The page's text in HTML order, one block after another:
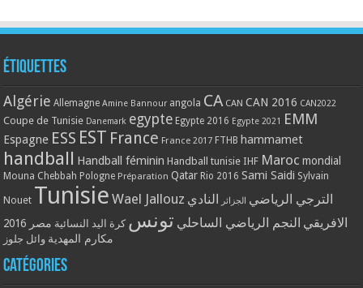
Étiquettes
Algérie Allemagne Amine Bannour angola CA CAN CAN 2016 CAN2022
Coupe de Tunisie Danemark egypte Egypte 2016 Egypte 2021 EMM
Espagne ESS EST France France 2017 FTHB hammamet
handball Handball féminin Handball tunisie IHF Maroc mondial
Mouna Chebbah Pologne Préparation Qatar Rio 2016 Sami Saidi Sylvain
Nouet Tunisie Wael Jallouz الترجي الرياضي الجزائر النادي
الافريقي النجم الرياضي الساحلي تونس كرة اليد النسائية مصر 2016
مكارم المهدية وائل جلوز
Catégories